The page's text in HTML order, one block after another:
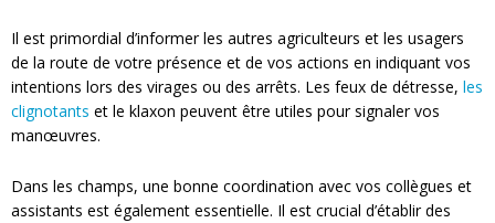
Il est primordial d’informer les autres agriculteurs et les usagers
de la route de votre présence et de vos actions en indiquant vos
intentions lors des virages ou des arrêts. Les feux de détresse, les
clignotants et le klaxon peuvent être utiles pour signaler vos
manœuvres.
Dans les champs, une bonne coordination avec vos collègues et
assistants est également essentielle. Il est crucial d’établir des